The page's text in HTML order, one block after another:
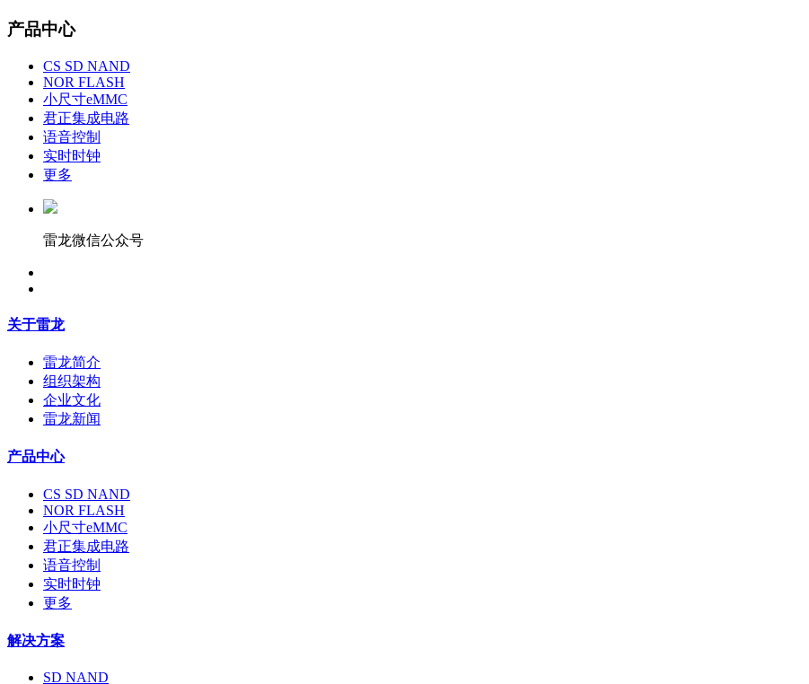
产品中心
CS SD NAND
NOR FLASH
小尺寸eMMC
君正集成电路
语音控制
实时时钟
更多
雷龙微信公众号
关于雷龙
雷龙简介
组织架构
企业文化
雷龙新闻
产品中心
CS SD NAND
NOR FLASH
小尺寸eMMC
君正集成电路
语音控制
实时时钟
更多
解决方案
SD NAND